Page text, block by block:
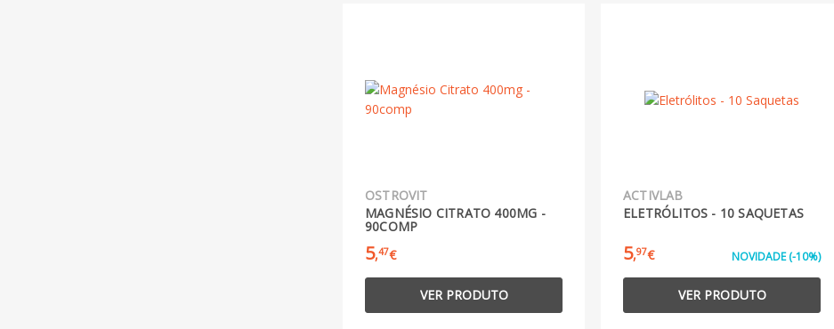
OSTROVIT
MAGNÉSIO CITRATO 400MG -
90COMP
5,47€
VER PRODUTO
ACTIVLAB
ELETRÓLITOS - 10 SAQUETAS
5,97€ NOVIDADE (-10%)
VER PRODUTO